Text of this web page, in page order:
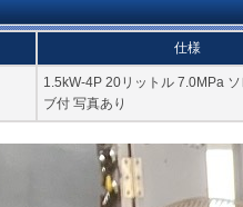
仕様
1.5kW-4P 20リットル 7.0MPa
ブ付 写真あり